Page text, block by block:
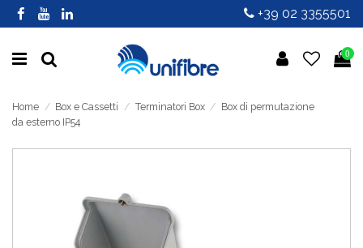
+39 02 3355501
0
Home Box e Cassetti Terminatori Box
Box di permutazione
da esterno IP54